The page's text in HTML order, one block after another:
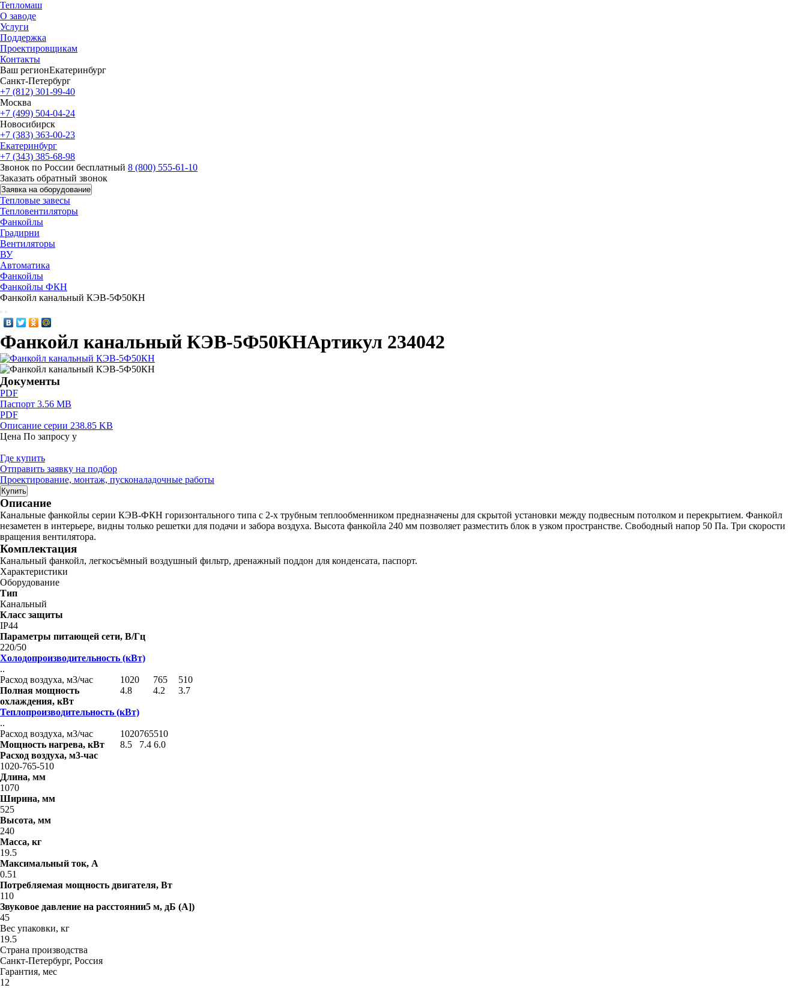
Тепломаш
О заводе
Услуги
Поддержка
Проектировщикам
Контакты
Ваш регионЕкатеринбург
Санкт-Петербург
+7 (812) 301-99-40
Москва
+7 (499) 504-04-24
Новосибирск
+7 (383) 363-00-23
Екатеринбург
+7 (343) 385-68-98
Звонок по России бесплатный 8 (800) 555-61-10
Заказать обратный звонок
Заявка на оборудование
Тепловые завесы
Тепловентиляторы
Фанкойлы
Градирни
Вентиляторы
ВУ
Автоматика
Фанкойлы
Фанкойлы ФКН
Фанкойл канальный КЭВ-5Ф50КН
Фанкойл канальный КЭВ-5Ф50КНАртикул 234042
Документы
PDF
Паспорт 3.56 MB
PDF
Описание серии 238.85 KB
Цена По запросу у
Где купить
Отправить заявку на подбор
Проектирование, монтаж, пусконаладочные работы
Купить
Описание
Канальные фанкойлы серии КЭВ-ФКН горизонтального типа с 2-х трубным теплообменником предназначены для скрытой установки между подвесным потолком и перекрытием. Фанкойл
незаметен в интерьере, видны только решетки для подачи и забора воздуха. Высота фанкойла 240 мм позволяет разместить блок в узком пространстве. Свободный напор 50 Па. Три скорости
вращения вентилятора.
Комплектация
Канальный фанкойл, легкосъёмный воздушный фильтр, дренажный поддон для конденсата, паспорт.
Характеристики
Оборудование
Тип
Канальный
Класс защиты
IP44
Параметры питающей сети, В/Гц
220/50
Холодопроизводительность (кВт)
..
Расход воздуха, м3/час
1020 765
510
Полная мощность
охлаждения, кВт
4.8 4.2 3.7
Теплопроизводительность (кВт)
..
Расход воздуха, м3/час
1020765510
Мощность нагрева, кВт
8.5 7.4 6.0
Расход воздуха, м3-час
1020-765-510
Длина, мм
1070
Ширина, мм
525
Высота, мм
240
Масса, кг
19.5
Максимальный ток, A
0.51
Потребляемая мощность двигателя, Вт
110
Звуковое давление на расстоянии5 м, дБ (A])
45
Вес упаковки, кг
19.5
Страна производства
Санкт-Петербург, Россия
Гарантия, мес
12